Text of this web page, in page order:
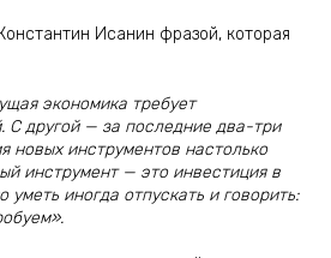
Исанин фразой, которая
экономика требует
С другой — за последние два-три
новых инструментов настолько
инструмент — это инвестиция в
уметь иногда отпускать и говорить: